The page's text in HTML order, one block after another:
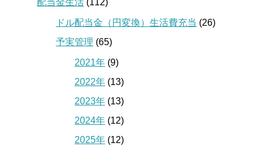
配当金生活 (112)
ドル配当金（円変換）生活費充当 (26)
予実管理 (65)
2021年 (9)
2022年 (13)
2023年 (13)
2024年 (12)
2025年 (12)